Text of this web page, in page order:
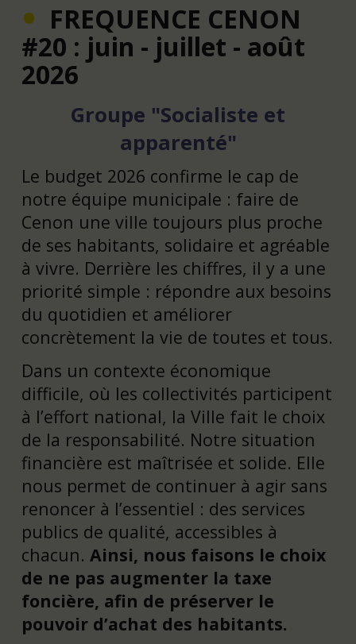
FREQUENCE CENON
#20 : juin - juillet - août
2026
Groupe "Socialiste et
apparenté"
Le budget 2026 confirme le cap de
notre équipe municipale : faire de
Cenon une ville toujours plus proche
de ses habitants, solidaire et agréable
à vivre. Derrière les chiffres, il y a une
priorité simple : répondre aux besoins
du quotidien et améliorer
concrètement la vie de toutes et tous.
Dans un contexte économique
difficile, où les collectivités participent
à l’effort national, la Ville fait le choix
de la responsabilité. Notre situation
financière est maîtrisée et solide. Elle
nous permet de continuer à agir sans
renoncer à l’essentiel : des services
publics de qualité, accessibles à
chacun. Ainsi, nous faisons le choix
de ne pas augmenter la taxe
foncière, afin de préserver le
pouvoir d’achat des habitants.